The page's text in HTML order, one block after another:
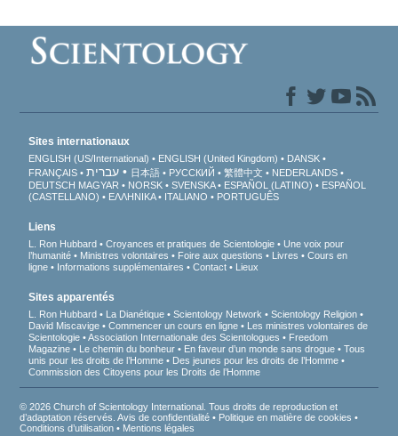
Sites internationaux
ENGLISH (US/International) ENGLISH (United Kingdom)
DANSK
FRANÇAIS
עברית 日本語 РУССКИЙ 繁體中文
NEDERLANDS
DEUTSCH MAGYAR NORSK SVENSKA ESPAÑOL (LATINO)
ESPAÑOL
(CASTELLANO)
ΕΛΛΗΝΙΚA ITALIANO PORTUGUÊS
Liens
L. Ron Hubbard Croyances et pratiques de Scientologie
Une voix pour
l’humanité
Ministres volontaires Foire aux questions Livres
Cours en
ligne
Informations supplémentaires Contact Lieux
Sites apparentés
L. Ron Hubbard La Dianétique Scientology Network
Scientology Religion
David Miscavige
Commencer un cours en ligne
Les ministres volontaires de
Scientologie
Association Internationale des Scientologues
Freedom
Magazine
Le chemin du bonheur En faveur d’un monde sans drogue
Tous
unis pour les droits de l’Homme
Des jeunes pour les droits de l’Homme
Commission des Citoyens pour les Droits de l’Homme
© 2026 Church of Scientology International. Tous droits de reproduction et
d’adaptation réservés.Avis de confidentialité • Politique en matière de cookies •
Conditions d’utilisation • Mentions légales